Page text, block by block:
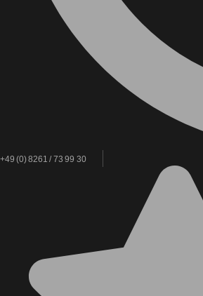
+49 (0) 8261 / 73 99 30